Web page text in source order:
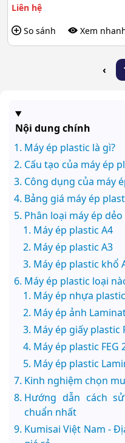
Liên hệ
So sánh
Xem
‹
Nội dung chính
Máy ép plastic là gì?
Cấu tạo của máy ép
Công dụng của máy
Bảng giá máy ép
Phân loại máy ép
Máy ép plastic A4
Máy ép plastic A3
Máy ép plastic khổ
Máy ép plastic loại
Máy ép nhựa
Máy ép ảnh
Máy ép giấy plastic
Máy ép plastic FEG
Máy ép plastic
Kinh nghiệm chọn
Hướng dẫn cách
chuẩn nhất
Kumisai Việt Nam -